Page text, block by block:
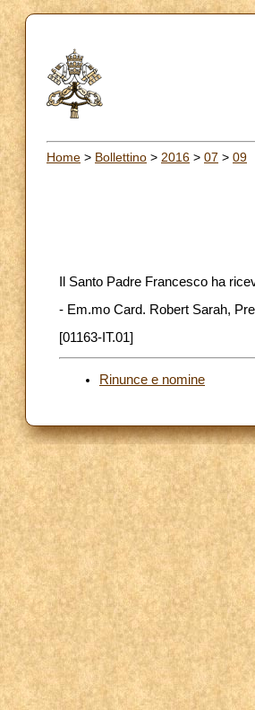
Home > Bollettino > 2016 > 07 > 09
Il Santo Padre Francesco ha
- Em.mo Card. Robert Sarah,
[01163-IT.01]
Rinunce e nomine